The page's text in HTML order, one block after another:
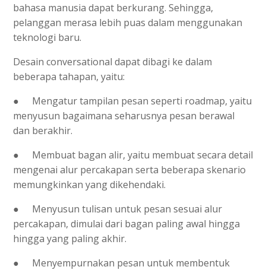
bahasa manusia dapat berkurang. Sehingga,
pelanggan merasa lebih puas dalam menggunakan
teknologi baru.
Desain conversational dapat dibagi ke dalam
beberapa tahapan, yaitu:
●
Mengatur tampilan pesan seperti roadmap, yaitu
menyusun bagaimana seharusnya pesan berawal
dan berakhir.
●
Membuat bagan alir, yaitu membuat secara detail
mengenai alur percakapan serta beberapa skenario
memungkinkan yang dikehendaki.
●
Menyusun tulisan untuk pesan sesuai alur
percakapan, dimulai dari bagan paling awal hingga
hingga yang paling akhir.
●
Menyempurnakan pesan untuk membentuk